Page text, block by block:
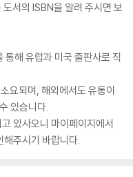
서의 ISBN을 알려 주시면 보
해 유럽과 미국 출판사로 직
요되며, 해외에서도 유통이
있습니다.
있사오니 마이페이지에서
주시기 바랍니다.